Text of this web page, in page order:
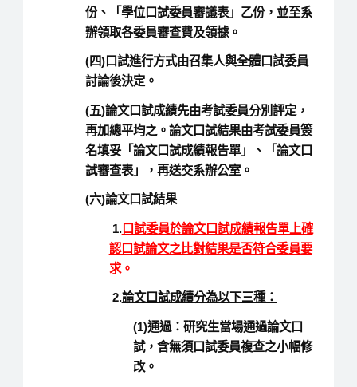
份、「學位口試委員審議表」乙份，並至系
辦領取各委員審查費及領據。
(四)口試進行方式由召集人與全體口試委員
討論後決定。
(五)論文口試成績先由考試委員分別評定，
再加總平均之。論文口試結果由考試委員簽
名填妥「論文口試成績報告單」、「論文口
試審查表」，再送交系辦公室。
(六)論文口試結果
1.口試委員於論文口試成績報告單上確
認口試論文之比對結果是否符合委員要
求。
2.論文口試成績分為以下三種：
(1)通過：研究生當場通過論文口
試，含無須口試委員複查之小幅修
改。